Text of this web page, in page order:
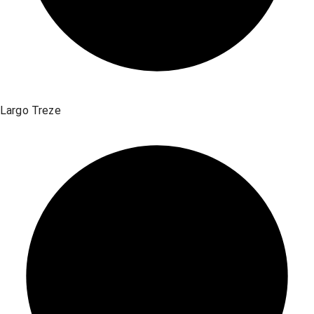
Largo Treze